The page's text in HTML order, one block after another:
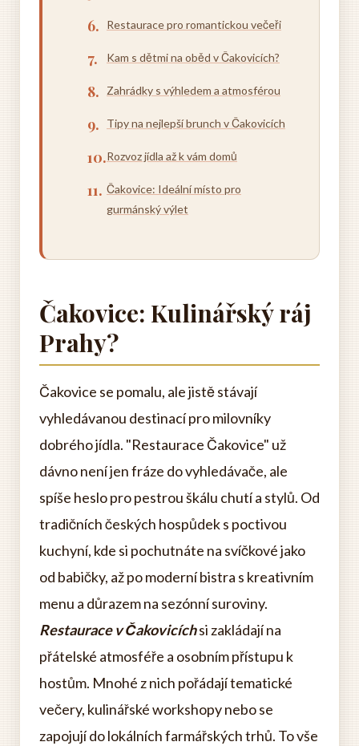
Restaurace pro romantickou večeři
Kam s dětmi na oběd v Čakovicích?
Zahrádky s výhledem a atmosférou
Tipy na nejlepší brunch v Čakovicích
Rozvoz jídla až k vám domů
Čakovice: Ideální místo pro
gurmánský výlet
Čakovice: Kulinářský ráj
Prahy?
Čakovice se pomalu, ale jistě stávají
vyhledávanou destinací pro milovníky
dobrého jídla. "Restaurace Čakovice" už
dávno není jen fráze do vyhledávače, ale
spíše heslo pro pestrou škálu chutí a stylů. Od
tradičních českých hospůdek s poctivou
kuchyní, kde si pochutnáte na svíčkové jako
od babičky, až po moderní bistra s kreativním
menu a důrazem na sezónní suroviny.
Restaurace v Čakovicíchsi zakládají na
přátelské atmosféře a osobním přístupu k
hostům. Mnohé z nich pořádají tematické
večery, kulinářské workshopy nebo se
zapojují do lokálních farmářských trhů. To vše